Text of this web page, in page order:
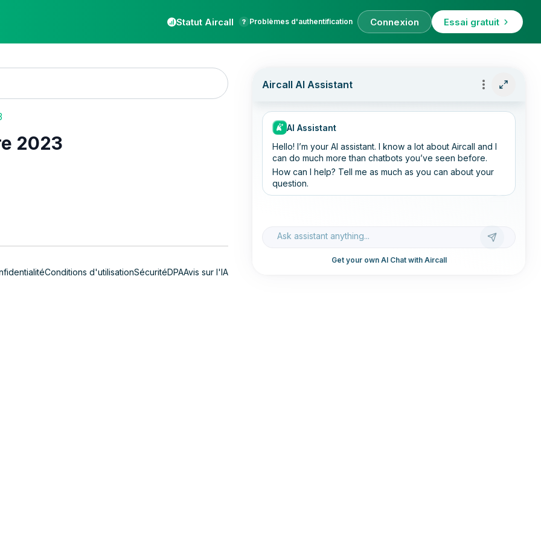
Statut Aircall Problèmes d'authentification Connexion Essai gratuit
2023
Conditions d'utilisationSécuritéDPAAvis sur l'IA